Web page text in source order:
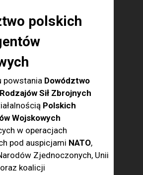
polskich
powstania Dowództwo
Sił Zbrojnych
Polskich
Wojskowych
w operacjach
pod auspicjami NATO,
Zjednoczonych, Unii
koalicji